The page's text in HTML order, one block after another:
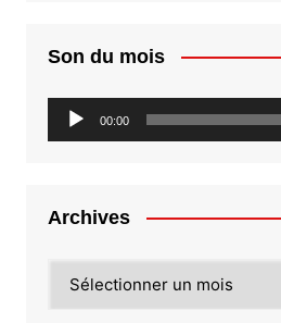
Son du mois
Lecteur
audio
00:00
Archives